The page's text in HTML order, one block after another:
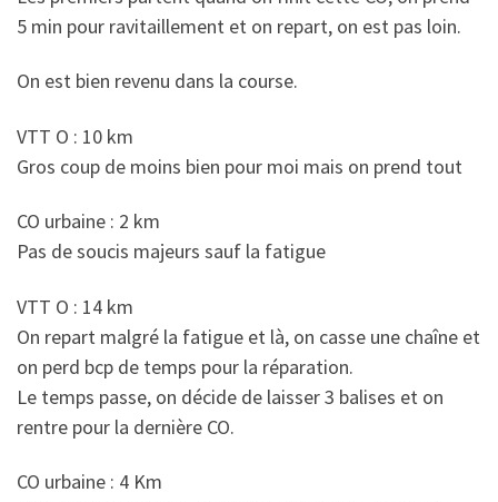
5 min pour ravitaillement et on repart, on est pas loin.
On est bien revenu dans la course.
VTT O : 10 km
Gros coup de moins bien pour moi mais on prend tout
CO urbaine : 2 km
Pas de soucis majeurs sauf la fatigue
VTT O : 14 km
On repart malgré la fatigue et là, on casse une chaîne et
on perd bcp de temps pour la réparation.
Le temps passe, on décide de laisser 3 balises et on
rentre pour la dernière CO.
CO urbaine : 4 Km